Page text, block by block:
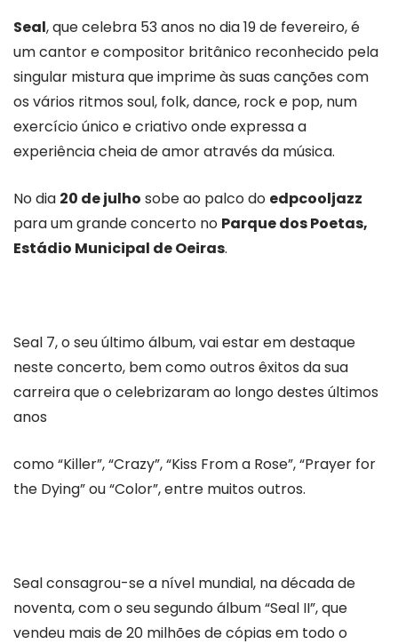
Seal, que celebra 53 anos no dia 19 de fevereiro, é
um cantor e compositor britânico reconhecido pela
singular mistura que imprime às suas canções com
os vários ritmos soul, folk, dance, rock e pop, num
exercício único e criativo onde expressa a
experiência cheia de amor através da música.
No dia 20 de julho sobe ao palco do edpcooljazz
para um grande concerto no Parque dos Poetas,
Estádio Municipal de Oeiras.
Seal 7, o seu último álbum, vai estar em destaque
neste concerto, bem como outros êxitos da sua
carreira que o celebrizaram ao longo destes últimos
anos
como “Killer”, “Crazy”, “Kiss From a Rose”, “Prayer for
the Dying” ou “Color”, entre muitos outros.
Seal consagrou-se a nível mundial, na década de
noventa, com o seu segundo álbum “Seal II”, que
vendeu mais de 20 milhões de cópias em todo o